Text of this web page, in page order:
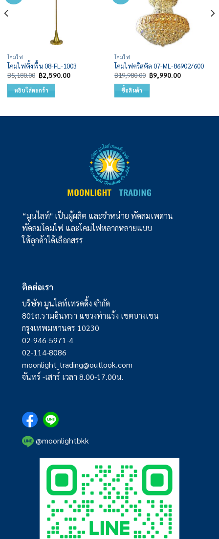
โคมไฟ
โคมไฟตั้งพื้น 08-FL-1003
฿5,180.00 Original
price
was:
฿5,180.00.
฿2,590.00Current
price
หยิบใส่ตะกร้า
โคมไฟ
โคมไฟคริสตัล 07-ML-86902/600
฿19,980.00 Original
price
฿9,990.00Current
price
ซื้อสินค้า
“มูนไลท์" เป็นผู้ผลิต และจำหน่าย พัดลมเพดาน
พัดลมโคมไฟ และโคมไฟหลากหลายแบบ
ให้ลูกค้าได้เลือกสรร
ติดต่อเรา
บริษัท มูนไลท์เทรดดิ้ง จำกัด
801ถ.รามอินทรา แขวงท่าแร้ง เขตบางเขน
กรุงเทพมหานคร 10230
02-946-5971-4
02-114-8086
moonlight_trading@outlook.com
จันทร์ -เสาร์ เวลา 8.00-17.00น.
@moonlightbkk